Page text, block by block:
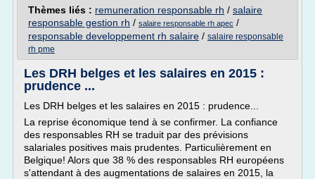
Thèmes liés : remuneration responsable rh / salaire
responsable gestion rh / salaire responsable rh apec /
responsable developpement rh salaire / salaire responsable
rh pme
Les DRH belges et les salaires en 2015 :
prudence ...
Les DRH belges et les salaires en 2015 : prudence...
La reprise économique tend à se confirmer. La confiance
des responsables RH se traduit par des prévisions
salariales positives mais prudentes. Particulièrement en
Belgique! Alors que 38 % des responsables RH européens
s'attendant à des augmentations de salaires en 2015, la